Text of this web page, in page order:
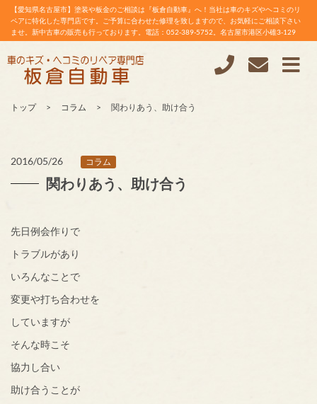
【愛知県名古屋市】塗装や板金のご相談は『板倉自動車』へ！当社は車のキズやヘコミのリ
ペアに特化した専門店です。ご予算に合わせた修理を致しますので、お気軽にご相談下さい
ませ。新中古車の販売も行っております。電話：052-389-5752。名古屋市港区小碓3-129
トップ コラム 関わりあう、助け合う
2016/05/26 コラム
関わりあう、助け合う
先日例会作りで
トラブルがあり
いろんなことで
変更や打ち合わせを
していますが
そんな時こそ
協力し合い
助け合うことが